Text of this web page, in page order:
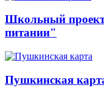
Школьный
питании"
Пушкинская